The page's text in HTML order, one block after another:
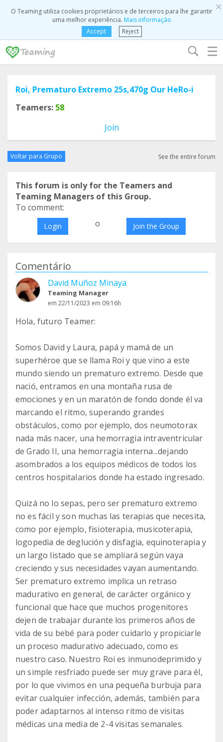
×
O Teaming utiliza cookies proprietários e de terceiros para lhe garantir
uma melhor experiência. Mais informação
Accept
Reject
☰
Roi, Prematuro Extremo 25s,470g Our HeRo-i
Teamers: 58
Join
Voltar para Grupo See the entire forum
This forum is only for the Teamers and
Teaming Managers of this Group.
To comment:
Login o Join the Group
Comentário
David Muñoz Minaya
Teaming Manager
em 22/11/2023 em 09:16h
Hola, futuro Teamer:
Somos David y Laura, papá y mamá de un
superhéroe que se llama Roi y que vino a este
mundo siendo un prematuro extremo. Desde que
nació, entramos en una montaña rusa de
emociones y en un maratón de fondo donde él va
marcando el ritmo, superando grandes
obstáculos, como por ejemplo, dos neumotorax
nada más nacer, una hemorragia intraventricular
de Grado II, una hemorragia interna...dejando
asombrados a los equipos médicos de todos los
centros hospitalarios donde ha estado ingresado.
Quizá no lo sepas, pero ser prematuro extremo
no es fácil y son muchas las terapias que necesita,
como por ejemplo, fisioterapia, musicoterapia,
logopedia de deglución y disfagia, equinoterapia y
un largo listado que se ampliará según vaya
creciendo y sus necesidades vayan aumentando.
Ser prematuro extremo implica un retraso
madurativo en general, de carácter orgánico y
funcional que hace que muchos progenitores
dejen de trabajar durante los primeros años de
vida de su bebé para poder cuidarlo y propiciarle
un proceso madurativo adecuado, como es
nuestro caso. Nuestro Roi es inmunodeprimido y
un simple resfriado puede ser muy grave para él,
por lo que vivimos en una pequeña burbuja para
evitar cualquier infección, además, también para
poder adaptarnos al intenso ritmo de visitas
médicas una media de 2-4 visitas semanales.